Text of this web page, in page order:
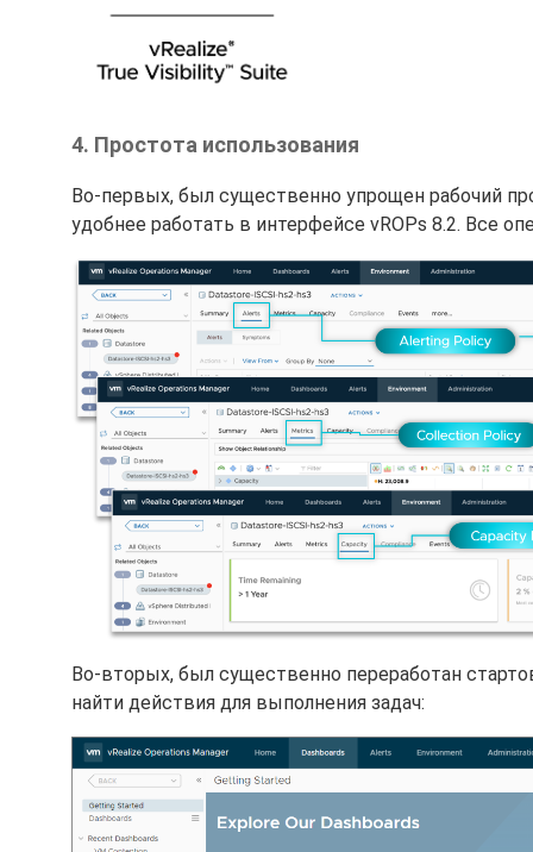
4. Простота использования
Во-первых, был существенно упрощен рабочий
удобнее работать в интерфейсе vROPs 8.2. Все
Во-вторых, был существенно переработан
найти действия для выполнения задач: